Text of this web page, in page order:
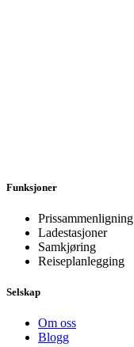
Funksjoner
Prissammenligning
Ladestasjoner
Samkjøring
Reiseplanlegging
Selskap
Om oss
Blogg